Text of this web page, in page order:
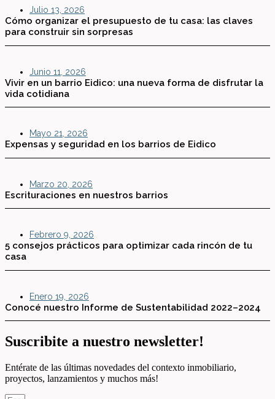
Julio 13, 2026
Cómo organizar el presupuesto de tu casa: las claves
para construir sin sorpresas
Junio 11, 2026
Vivir en un barrio Eidico: una nueva forma de disfrutar la
vida cotidiana
Mayo 21, 2026
Expensas y seguridad en los barrios de Eidico
Marzo 20, 2026
Escrituraciones en nuestros barrios
Febrero 9, 2026
5 consejos prácticos para optimizar cada rincón de tu
casa
Enero 19, 2026
Conocé nuestro Informe de Sustentabilidad 2022–2024
Suscribite a nuestro newsletter!
Entérate de las últimas novedades del contexto inmobiliario,
proyectos, lanzamientos y muchos más!